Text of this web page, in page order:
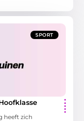
SPORT
heeft zich